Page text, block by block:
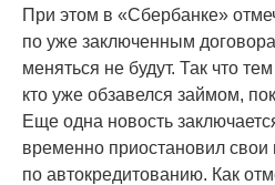
При этом в «Сбербанке»
по уже заключенным
меняться не будут. Так что
кто уже обзавелся займом,
Еще одна новость
временно приостановил
по автокредитованию. Как